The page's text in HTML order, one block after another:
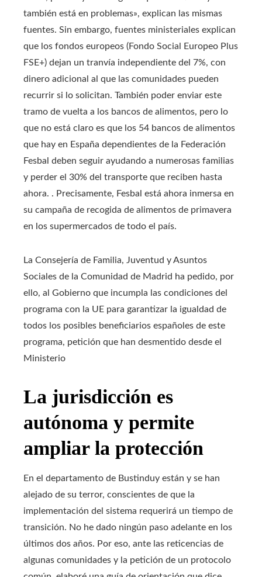
también está en problemas», explican las mismas
fuentes. Sin embargo, fuentes ministeriales explican
que los fondos europeos (Fondo Social Europeo Plus
FSE+) dejan un tranvía independiente del 7%, con
dinero adicional al que las comunidades pueden
recurrir si lo solicitan. También poder enviar este
tramo de vuelta a los bancos de alimentos, pero lo
que no está claro es que los 54 bancos de alimentos
que hay en España dependientes de la Federación
Fesbal deben seguir ayudando a numerosas familias
y perder el 30% del transporte que reciben hasta
ahora. . Precisamente, Fesbal está ahora inmersa en
su campaña de recogida de alimentos de primavera
en los supermercados de todo el país.
La Consejería de Familia, Juventud y Asuntos
Sociales de la Comunidad de Madrid ha pedido, por
ello, al Gobierno que incumpla las condiciones del
programa con la UE para garantizar la igualdad de
todos los posibles beneficiarios españoles de este
programa, petición que han desmentido desde el
Ministerio
La jurisdicción es
autónoma y permite
ampliar la protección
En el departamento de Bustinduy están y se han
alejado de su terror, conscientes de que la
implementación del sistema requerirá un tiempo de
transición. No he dado ningún paso adelante en los
últimos dos años. Por eso, ante las reticencias de
algunas comunidades y la petición de un protocolo